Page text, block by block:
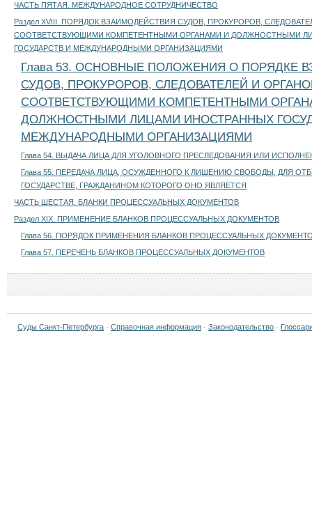
ЧАСТЬ ПЯТАЯ. МЕЖДУНАРОДНОЕ СОТРУДНИЧЕСТВО
Раздел XVIII. ПОРЯДОК ВЗАИМОДЕЙСТВИЯ СУДОВ, ПРОКУРОРОВ,
СООТВЕТСТВУЮЩИМИ КОМПЕТЕНТНЫМИ ОРГАНАМИ И ДОЛЖНОСТНЫМИ
ГОСУДАРСТВ И МЕЖДУНАРОДНЫМИ ОРГАНИЗАЦИЯМИ
Глава 53. ОСНОВНЫЕ ПОЛОЖЕНИЯ О ПОРЯДКЕ
СУДОВ, ПРОКУРОРОВ, СЛЕДОВАТЕЛЕЙ И
СООТВЕТСТВУЮЩИМИ КОМПЕТЕНТНЫМИ
ДОЛЖНОСТНЫМИ ЛИЦАМИ ИНОСТРАННЫХ
МЕЖДУНАРОДНЫМИ ОРГАНИЗАЦИЯМИ
Глава 54. ВЫДАЧА ЛИЦА ДЛЯ УГОЛОВНОГО ПРЕСЛЕДОВАНИЯ ИЛИ
Глава 55. ПЕРЕДАЧА ЛИЦА, ОСУЖДЕННОГО К ЛИШЕНИЮ СВОБОДЫ, ДЛЯ
ГОСУДАРСТВЕ, ГРАЖДАНИНОМ КОТОРОГО ОНО ЯВЛЯЕТСЯ
ЧАСТЬ ШЕСТАЯ. БЛАНКИ ПРОЦЕССУАЛЬНЫХ ДОКУМЕНТОВ
Раздел XIX. ПРИМЕНЕНИЕ БЛАНКОВ ПРОЦЕССУАЛЬНЫХ ДОКУМЕНТОВ
Глава 56. ПОРЯДОК ПРИМЕНЕНИЯ БЛАНКОВ ПРОЦЕССУАЛЬНЫХ
Глава 57. ПЕРЕЧЕНЬ БЛАНКОВ ПРОЦЕССУАЛЬНЫХ ДОКУМЕНТОВ
Суды Санкт-Петербурга · Справочная информация · Законодательство ·